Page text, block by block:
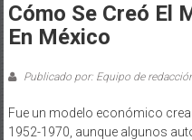
Cómo Se Creó El
En México
Publicado por: Equipo de
Fue un modelo económico
1952-1970, aunque algunos